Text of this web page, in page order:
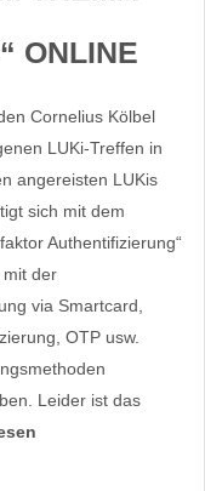
ONLINE
Cornelius Kölbel
LUKi-Treffen in
angereisten LUKis
sich mit dem
Authentifizierung“
mit der
via Smartcard,
OTP usw.
Leider ist das